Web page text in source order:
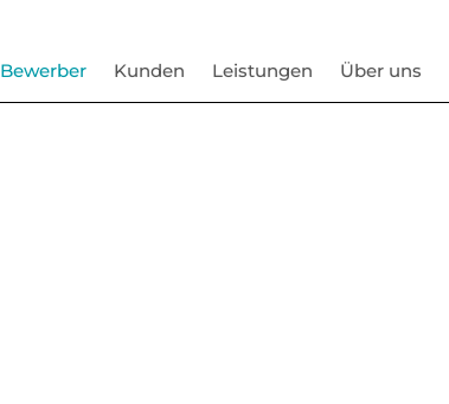
Bewerber Kunden Leistungen Über uns